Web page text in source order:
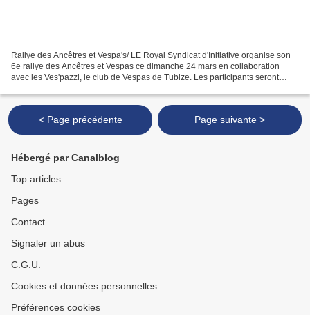
Rallye des Ancêtres et Vespa's/ LE Royal Syndicat d'Initiative organise son
6e rallye des Ancêtres et Vespas ce dimanche 24 mars en collaboration
avec les Ves'pazzi, le club de Vespas de Tubize. Les participants seront
< Page précédente Page suivante >
Hébergé par Canalblog
Top articles
Pages
Contact
Signaler un abus
C.G.U.
Cookies et données personnelles
Préférences cookies